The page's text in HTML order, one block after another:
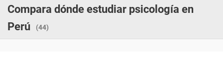
Compara dónde estudiar psicología en
Perú
(44)